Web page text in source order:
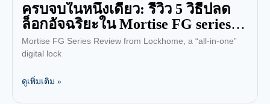
ครบจบในหนึ่งเดียว: รีวิว 5 วิธีปลด
ล็อกอัจฉริยะใน Mortise FG series
อัปเกรดประตูบานผลักของคุณ
Mortise FG Series Review from Lockhome, a “all-in-one”
digital lock
ดูเพิ่มเติม »